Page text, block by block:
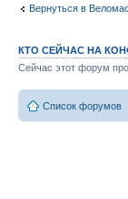
Вернуться в
КТО СЕЙЧАС НА
Сейчас этот форум
Список форумов